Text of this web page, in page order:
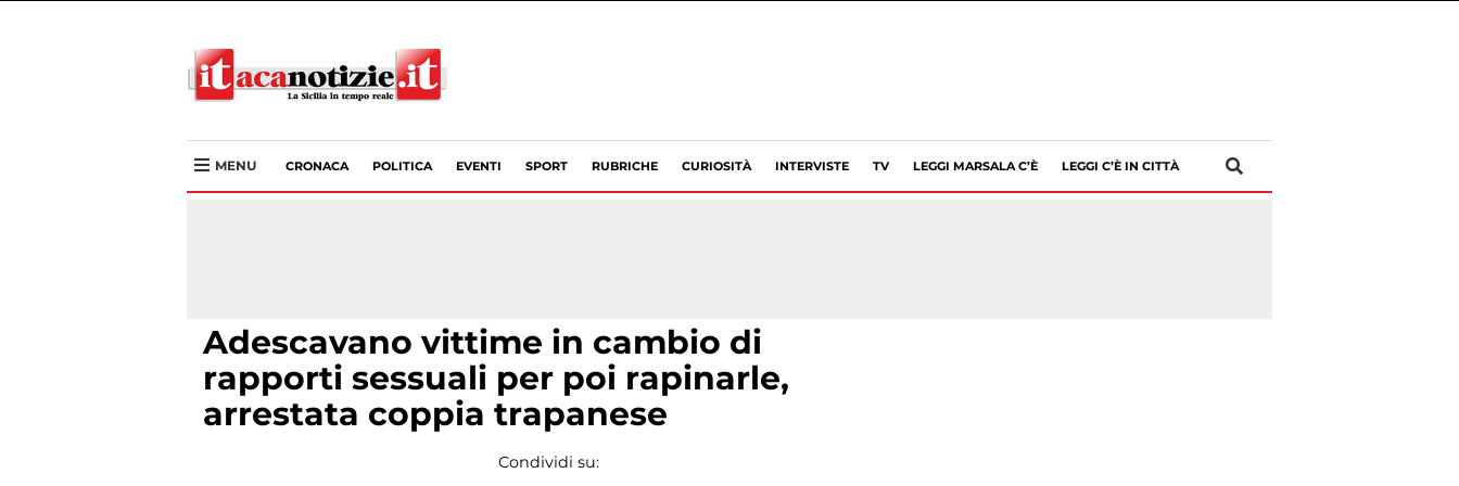
MENU CRONACA POLITICA EVENTI SPORT RUBRICHE CURIOSITÀ INTERVISTE TV LEGGI MARSALA C’È LEGGI C’È IN CITTÀ
Adescavano vittime in cambio di
rapporti sessuali per poi rapinarle,
arrestata coppia trapanese
Condividi su: